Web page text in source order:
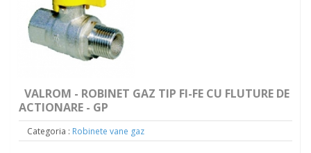
VALROM - ROBINET GAZ TIP FI-FE CU FLUTURE DE
ACTIONARE - GP
Categoria : Robinete vane gaz